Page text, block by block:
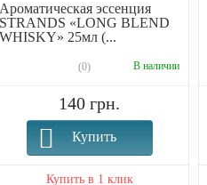
Ароматическая эссенция
STRANDS «LONG BLEND
WHISKY» 25мл (...
(0) В наличии
140 грн.
Купить